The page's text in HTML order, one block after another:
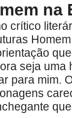
na
crítico
seja uma
para mim.